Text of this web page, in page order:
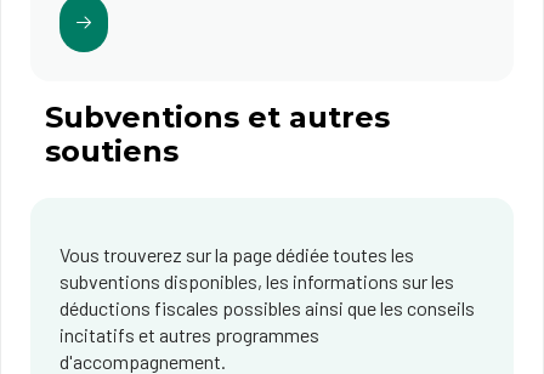
Subventions et autres
soutiens
Vous trouverez sur la page dédiée toutes les
subventions disponibles, les informations sur les
déductions fiscales possibles ainsi que les conseils
incitatifs et autres programmes
d'accompagnement.